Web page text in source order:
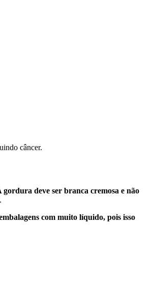
câncer.
gordura deve ser branca cremosa e não
com muito líquido, pois isso